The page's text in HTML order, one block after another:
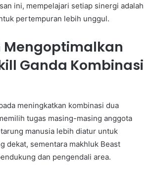
ini, mempelajari setiap sinergi adalah
pertempuran lebih unggul.
Mengoptimalkan
Ganda Kombinasi
meningkatkan kombinasi dua
tugas masing-masing anggota
manusia lebih diatur untuk
dekat, sementara makhluk Beast
dan pengendali area.